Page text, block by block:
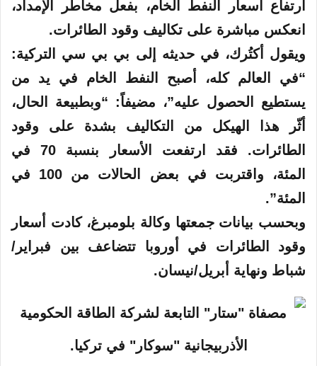
ارتفاع أسعار النفط الخام، بفعل مخاطر الإمداد،
انعكس مباشرة على تكاليف وقود الطائرات.
ويقول أكتُرك، في حديثه إلى بي بي سي التركية:
“في العالم كله، أصبح النفط الخام في يد من
يستطيع الحصول عليه”، مضيفاً: “وبطبيعة الحال،
أثّر هذا الهيكل من التكاليف بشدة على وقود
الطائرات. فقد ارتفعت الأسعار بنسبة 70 في
المئة، واقتربت في بعض الحالات من 100 في
المئة”.
وبحسب بيانات جمعتها وكالة بلومبرغ، كادت أسعار
وقود الطائرات في أوروبا تتضاعف بين فبراير/
شباط ونهاية أبريل/نيسان.